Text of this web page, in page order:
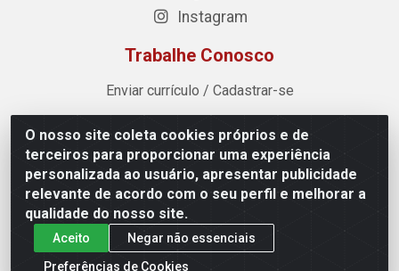
O nosso site coleta cookies próprios e de
terceiros para proporcionar uma experiência
personalizada ao usuário, apresentar publicidade
relevante de acordo com o seu perfil e melhorar a
qualidade do nosso site.
Aceito
Negar não essenciais
Preferências de Cookies
Instagram
Trabalhe Conosco
Enviar currículo / Cadastrar-se
Sost Distribuidora - Rua Cândido Rissut, 254 - Recreio
Ipitanga, Lauro de Freitas/BA - CEP 42.700-590 - CNPJ
07.041.307/0001-80